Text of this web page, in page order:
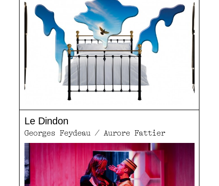
Le Dindon
Georges Feydeau / Aurore Fattier